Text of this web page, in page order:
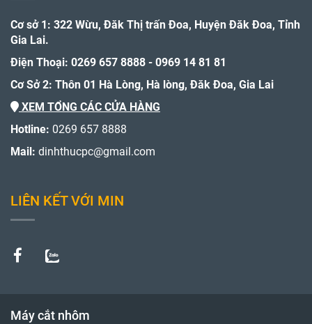
Máy cắt nhôm
Cơ sở 1: 322 Wừu, Đăk Thị trấn Đoa, Huyện Đăk Đoa, Tỉnh
Gia Lai.
Điện Thoại: 0269 657 8888 - 0969 14 81 81
Cơ Sở 2: Thôn 01 Hà Lòng, Hà lòng, Đăk Đoa, Gia Lai
XEM TỔNG CÁC CỬA HÀNG
Hotline: 0269 657 8888
Mail: dinhthucpc@gmail.com
LIÊN KẾT VỚI MIN